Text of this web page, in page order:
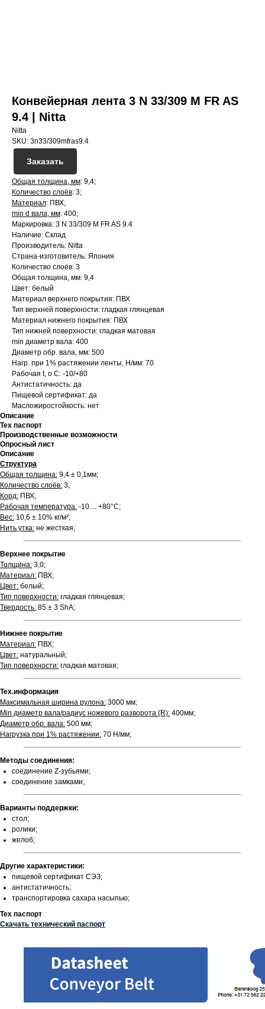
Конвейерная лента 3 N 33/309 M FR AS
9.4 | Nitta
Nitta
SKU: 3n33/309mfras9.4
Заказать
Общая толщина, мм: 9,4;
Количество слоёв: 3;
Материал: ПВХ;
min d вала, мм: 400;
Маркировка: 3 N 33/309 M FR AS 9.4
Наличие: Склад
Производитель: Nitta
Страна-изготовитель: Япония
Количество слоёв: 3
Общая толщина, мм: 9,4
Цвет: белый
Материал верхнего покрытия: ПВХ
Тип верхней поверхности: гладкая глянцевая
Материал нижнего покрытия: ПВХ
Тип нижней поверхности: гладкая матовая
min диаметр вала: 400
Диаметр обр. вала, мм: 500
Нагр. при 1% растяжении ленты, Н/мм: 70
Рабочая t, о С: -10/+80
Антистатичность: да
Пищевой сертификат: да
Масложиростойкость: нет
Описание
Тех паспорт
Производственные возможности
Опросный лист
Описание
Структура
Общая толщина: 9,4 ± 0,1мм;
Количество слоёв: 3;
Корд: ПВХ;
Рабочая температура: -10 ... +80°С;
Вес: 10,6 ± 10% кг/м²;
Нить утка: не жесткая;
Верхнее покрытие
Толщина: 3,0;
Материал: ПВХ;
Цвет: белый;
Тип поверхности: гладкая глянцевая;
Твердость: 85 ± 3 ShA;
Нижнее покрытие
Материал: ПВХ;
Цвет: натуральный;
Тип поверхности: гладкая матовая;
Тех.информация
Максимальная ширина рулона: 3000 мм;
Min диаметр вала/радиус ножевого разворота (R): 400мм;
Диаметр обр. вала: 500 мм;
Нагрузка при 1% растяжении: 70 Н/мм;
Методы соединения:
соединение Z-зубьями;
соединение замками;
Варианты поддержки:
стол;
ролики;
желоб;
Другие характеристики:
пищевой сертификат СЭЗ;
антистатичность;
транспортировка сахара насыпью;
Тех паспорт
Скачать технический паспорт